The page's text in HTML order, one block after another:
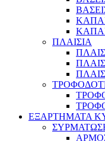
ΠΛΑΙΣΙΑ
ΕΞΑΡΤΗΜΑΤΑ